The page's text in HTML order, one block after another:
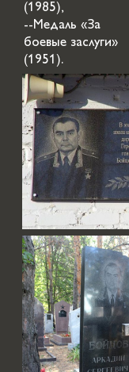
(1985),
--Медаль «За
боевые заслуги»
(1951).